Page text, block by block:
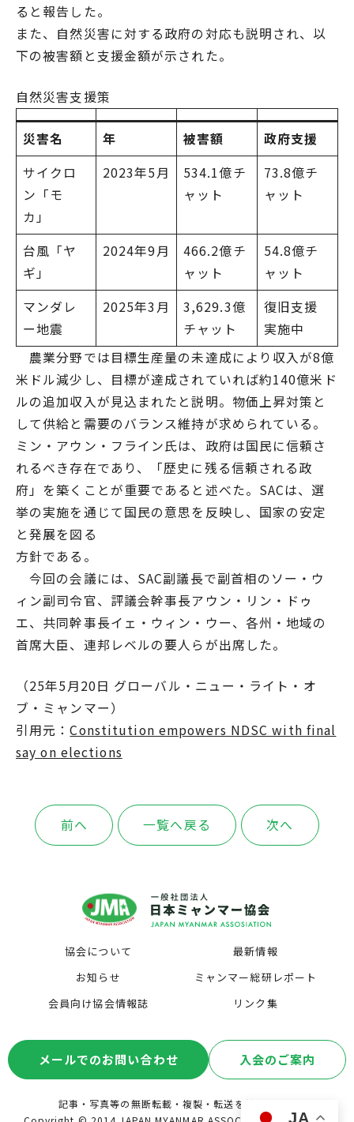
ると報告した。
また、自然災害に対する政府の対応も説明され、以
下の被害額と支援金額が示された。
自然災害支援策
災害名 年 被害額
政府支援
サイクロ
ン「モ
カ」
2023年5月
534.1億チ
ャット
73.8億チ
ャット
台風「ヤ
ギ」
2024年9月
466.2億チ
ャット
54.8億チ
ャット
マンダレ
ー地震
2025年3月
3,629.3億
チャット
復旧支援
実施中
農業分野では目標生産量の未達成により収入が8億
米ドル減少し、目標が達成されていれば約140億米ド
ルの追加収入が見込まれたと説明。物価上昇対策と
して供給と需要のバランス維持が求められている。
ミン・アウン・フライン氏は、政府は国民に信頼さ
れるべき存在であり、「歴史に残る信頼される政
府」を築くことが重要であると述べた。SACは、選
挙の実施を通じて国民の意思を反映し、国家の安定
と発展を図る
方針である。
今回の会議には、SAC副議長で副首相のソー・ウ
ィン副司令官、評議会幹事長アウン・リン・ドゥ
エ、共同幹事長イェ・ウィン・ウー、各州・地域の
首席大臣、連邦レベルの要人らが出席した。
（25年5月20日 グローバル・ニュー・ライト・オ
ブ・ミャンマー）
引用元：Constitution empowers NDSC with final
say on elections
前へ 一覧へ戻る 次へ
協会について
最新情報
お知らせ
ミャンマー総研レポート
会員向け協会情報誌
リンク集
メールでのお問い合わせ 入会のご案内
記事・写真等の無断転載・複製・転送を禁じます。
JA